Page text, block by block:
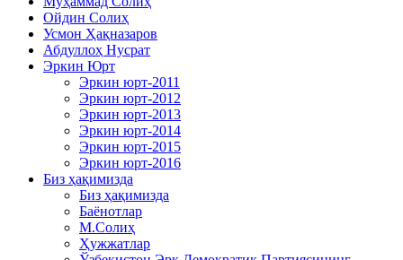
Ойдин Солиҳ
Усмон Ҳақназаров
Абдуллоҳ Нусрат
Эркин Юрт
Эркин юрт-2011
Эркин юрт-2012
Эркин юрт-2013
Эркин юрт-2014
Эркин юрт-2015
Эркин юрт-2016
Биз ҳақимизда
Биз ҳақимизда
Баёнотлар
М.Солиҳ
Ҳужжатлар